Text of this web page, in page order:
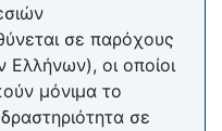
σε παρόχους
οι οποίοι
μόνιμα το
σε